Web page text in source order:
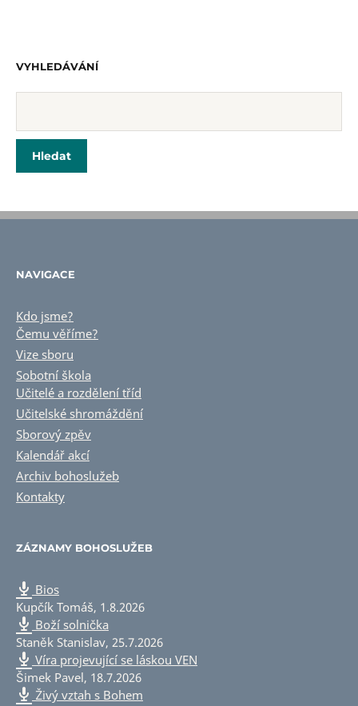
VYHLEDÁVÁNÍ
NAVIGACE
Kdo jsme?
Čemu věříme?
Vize sboru
Sobotní škola
Učitelé a rozdělení tříd
Učitelské shromáždění
Sborový zpěv
Kalendář akcí
Archiv bohoslužeb
Kontakty
ZÁZNAMY BOHOSLUŽEB
Bios
Kupčík Tomáš, 1.8.2026
Boží solnička
Staněk Stanislav, 25.7.2026
Víra projevující se láskou VEN
Šimek Pavel, 18.7.2026
Živý vztah s Bohem